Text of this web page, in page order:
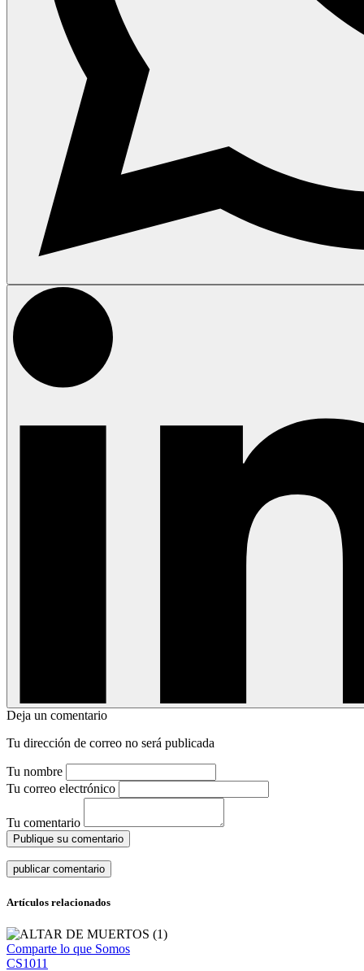
Deja un comentario
Tu dirección de correo no será publicada
Tu nombre
Tu correo electrónico
Tu comentario
Publique su comentario
Artículos relacionados
Comparte lo que Somos
CS1011